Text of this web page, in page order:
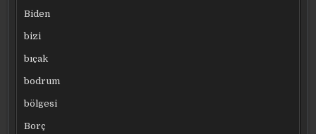
Biden
bizi
bıçak
bodrum
bölgesi
Borç